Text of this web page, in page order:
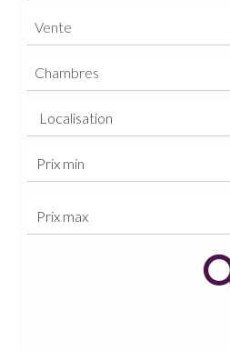
Vente
Chambres
Localisation